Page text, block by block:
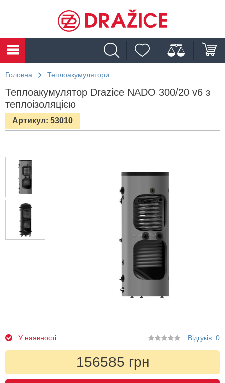
Головна Теплоакумулятори
Теплоакумулятор Drazice NADO 300/20 v6 з
теплоізоляцією
Артикул: 53010
У наявності Відгуків: 0
156585 грн